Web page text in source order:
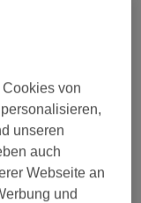
ab 40 €
ab 145 €
von
unseren
auch
Webseite an
und